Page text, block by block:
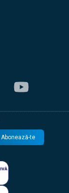
Abonează-te